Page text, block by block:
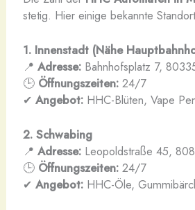
stetig. Hier einige bekannte
1. Innenstadt (Nähe
📍 Adresse:Bahnhofsplatz 7,
🕒 Öffnungszeiten:24/7
✔ Angebot:HHC-Blüten, Vape
2. Schwabing
📍 Adresse:Leopoldstraße 45,
🕒 Öffnungszeiten:24/7
✔ Angebot:HHC-Öle,